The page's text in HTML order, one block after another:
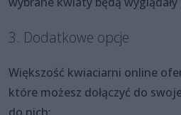
3. Dodatkowe opcje
Większość kwiaciarni online
które możesz dołączyć do
do nich: